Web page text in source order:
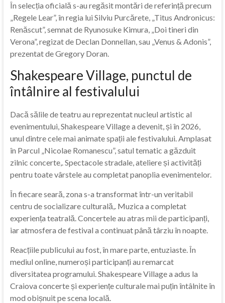
În selecția oficială s-au regăsit montări de referință precum
„Regele Lear”, în regia lui Silviu Purcărete, „Titus Andronicus:
Renăscut”, semnat de Ryunosuke Kimura, „Doi tineri din
Verona”, regizat de Declan Donnellan, sau „Venus & Adonis”,
prezentat de Gregory Doran.
Shakespeare Village, punctul de
întâlnire al festivalului
Dacă sălile de teatru au reprezentat nucleul artistic al
evenimentului, Shakespeare Village a devenit, și în 2026,
unul dintre cele mai animate spații ale festivalului. Amplasat
în Parcul „Nicolae Romanescu”, satul tematic a găzduit
zilnic concerte,. Spectacole stradale, ateliere și activități
pentru toate vârstele au completat panoplia evenimentelor.
În fiecare seară, zona s-a transformat într-un veritabil
centru de socializare culturală,. Muzica a completat
experiența teatrală. Concertele au atras mii de participanți,
iar atmosfera de festival a continuat până târziu în noapte.
Reacțiile publicului au fost, în mare parte, entuziaste. În
mediul online, numeroși participanți au remarcat
diversitatea programului. Shakespeare Village a adus la
Craiova concerte și experiențe culturale mai puțin întâlnite în
mod obișnuit pe scena locală.